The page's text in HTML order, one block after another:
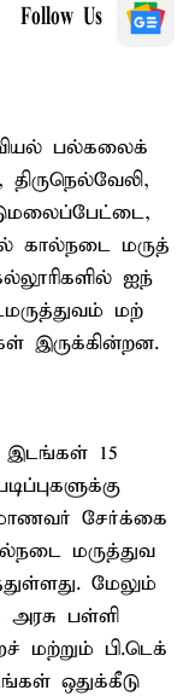
Follow Us
பல்​கலைக்​
கால்​நடை மருத்​
ஐந்​
மற்​
இருக்​கின்​றன.
இடங்​கள் 15
சேர்க்கை
மருத்​துவ
மேலும்
பள்ளி
மற்​றும் பி.டெக்
ஒதுக்​கீடு